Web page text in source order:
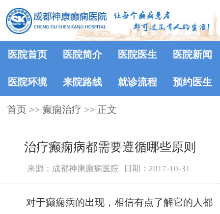
医院首页 医院简介 医院医生 医院新闻
医院环境 来院路线 就诊流程 预约医生
首页 >> 癫痫治疗 >> 正文
治疗癫痫病都需要遵循哪些原则
来源：成都神康癫痫医院 日期：2017-10-31
对于癫痫病的出现，相信有点了解它的人都